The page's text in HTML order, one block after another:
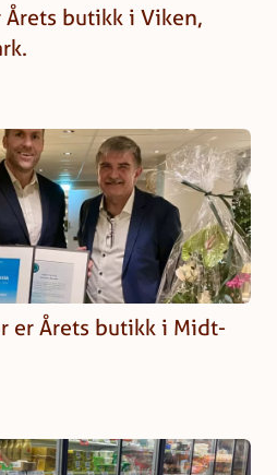
butikk i Viken,
er Årets butikk i Midt-